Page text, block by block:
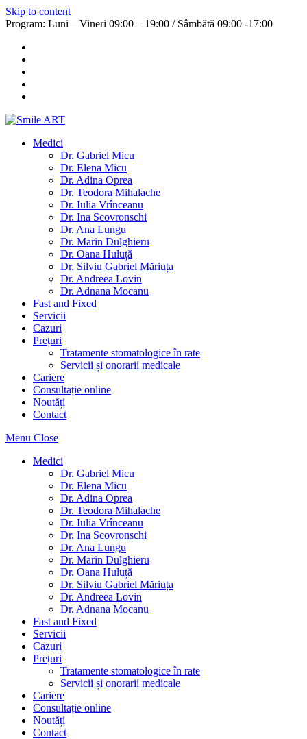
Skip to content
Program: Luni – Vineri 09:00 – 19:00 / Sâmbătă 09:00 -17:00
Medici
Dr. Gabriel Micu
Dr. Elena Micu
Dr. Adina Oprea
Dr. Teodora Mihalache
Dr. Iulia Vrînceanu
Dr. Ina Scovronschi
Dr. Ana Lungu
Dr. Marin Dulghieru
Dr. Oana Huluță
Dr. Silviu Gabriel Măriuța
Dr. Andreea Lovin
Dr. Adnana Mocanu
Fast and Fixed
Servicii
Cazuri
Prețuri
Tratamente stomatologice în rate
Servicii și onorarii medicale
Cariere
Consultație online
Noutăți
Contact
Menu Close
Medici
Dr. Gabriel Micu
Dr. Elena Micu
Dr. Adina Oprea
Dr. Teodora Mihalache
Dr. Iulia Vrînceanu
Dr. Ina Scovronschi
Dr. Ana Lungu
Dr. Marin Dulghieru
Dr. Oana Huluță
Dr. Silviu Gabriel Măriuța
Dr. Andreea Lovin
Dr. Adnana Mocanu
Fast and Fixed
Servicii
Cazuri
Prețuri
Tratamente stomatologice în rate
Servicii și onorarii medicale
Cariere
Consultație online
Noutăți
Contact